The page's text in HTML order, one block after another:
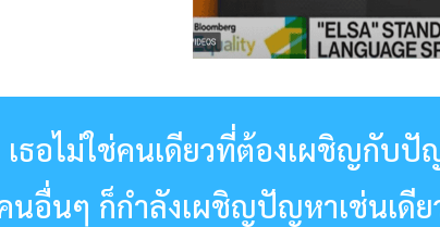
ธอไม่ใช่คนเดียวที่ต้องเผชิญกับปั
นอื่นๆ ก็กำลังเผชิญปัญหาเช่นเดีย